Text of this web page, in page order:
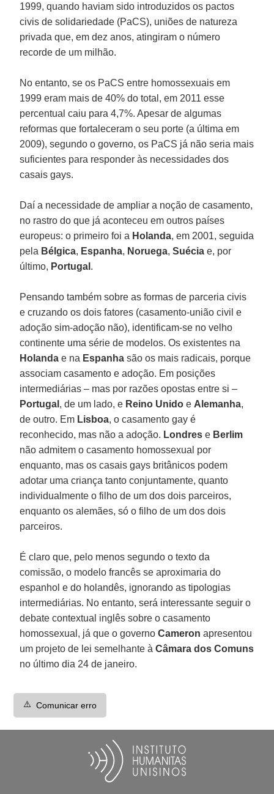
1999, quando haviam sido introduzidos os pactos
civis de solidariedade (PaCS), uniões de natureza
privada que, em dez anos, atingiram o número
recorde de um milhão.
No entanto, se os PaCS entre homossexuais em
1999 eram mais de 40% do total, em 2011 esse
percentual caiu para 4,7%. Apesar de algumas
reformas que fortaleceram o seu porte (a última em
2009), segundo o governo, os PaCS já não seria mais
suficientes para responder às necessidades dos
casais gays.
Daí a necessidade de ampliar a noção de casamento,
no rastro do que já aconteceu em outros países
europeus: o primeiro foi a Holanda, em 2001, seguida
pela Bélgica, Espanha, Noruega,Suéciae, por
último, Portugal .
Pensando também sobre as formas de parceria civis
e cruzando os dois fatores (casamento-união civil e
adoção sim-adoção não), identificam-se no velho
continente uma série de modelos. Os existentes na
Holandae na Espanhasão os mais radicais, porque
associam casamento e adoção. Em posições
intermediárias – mas por razões opostas entre si –
Portugal , de um lado, e Reino Unidoe Alemanha,
de outro. Em Lisboa, o casamento gay é
reconhecido, mas não a adoção. Londrese Berlim
não admitem o casamento homossexual por
enquanto, mas os casais gays britânicos podem
adotar uma criança tanto conjuntamente, quanto
individualmente o filho de um dos dois parceiros,
enquanto os alemães, só o filho de um dos dois
parceiros.
É claro que, pelo menos segundo o texto da
comissão, o modelo francês se aproximaria do
espanhol e do holandês, ignorando as tipologias
intermediárias. No entanto, será interessante seguir o
debate contextual inglês sobre o casamento
homossexual, já que o governoCameron apresentou
um projeto de lei semelhante àCâmara dos Comuns
no último dia 24 de janeiro.
⚠️ Comunicar erro